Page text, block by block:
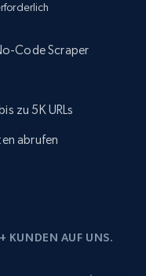
Code Scraper
zu 5K URLs
abrufen
KUNDEN AUF UNS.